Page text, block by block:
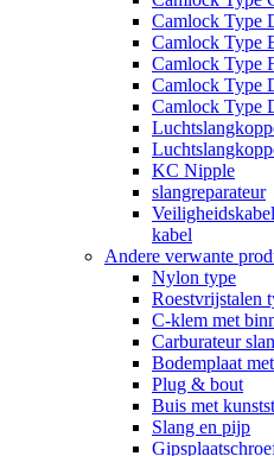
Camlock Type
Camlock Type
Camlock Type
Camlock Type
Camlock Type
KC Nipple
slangreparateur
kabel
Andere verwante
Nylon type
Roestvrijstalen
C-klem met
Carburateur
Bodemplaat
Plug & bout
Buis met
Slang en pijp